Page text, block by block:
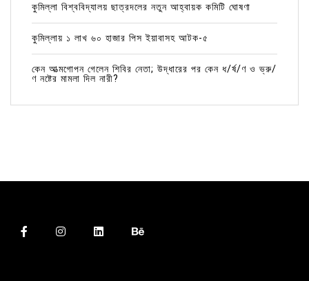
কুমিল্লা বিশ্ববিদ্যালয় ছাত্রদলের নতুন আহ্বায়ক কমিটি ঘোষণা
কুমিল্লায় ১ লাখ ৬০ হাজার পিস ইয়াবাসহ আটক-৫
কেন আত্মগোপন গেলেন শিবির নেতা; উদ্ধারের পর কেন ধ/র্ষ/ণ ও ভ্রু/
ণ নষ্টের মামলা দিল নারী?